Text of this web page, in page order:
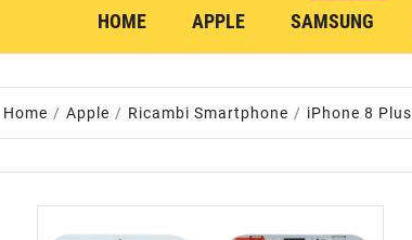
HOME APPLE SAMSUNG
Home Apple Ricambi Smartphone iPhone 8 Plus